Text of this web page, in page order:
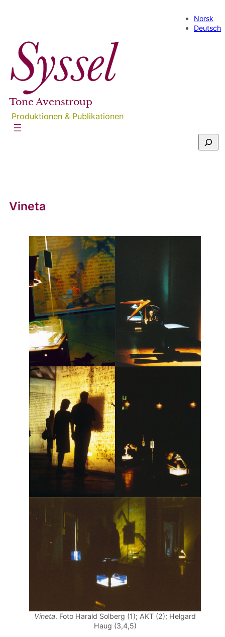
Norsk
Deutsch
Tone Avenstroup
Produktionen & Publikationen
S
u
Vineta
Vineta. Foto Harald Solberg (1); AKT (2); Helgard
Haug (3,4,5)